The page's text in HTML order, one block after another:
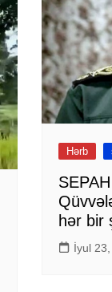
Hərb
hər bir
İyul